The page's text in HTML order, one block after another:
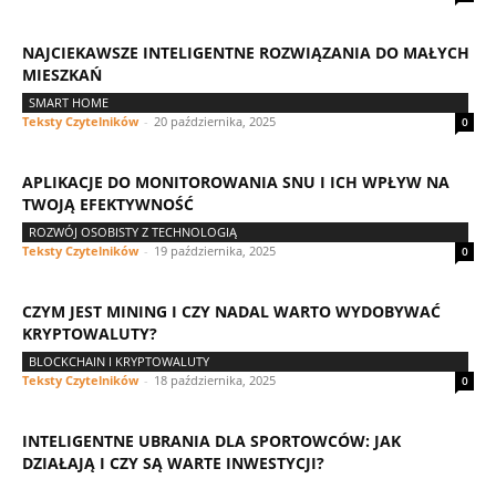
NAJCIEKAWSZE INTELIGENTNE ROZWIĄZANIA DO MAŁYCH
MIESZKAŃ
SMART HOME
Teksty Czytelników - 20 października, 2025 0
APLIKACJE DO MONITOROWANIA SNU I ICH WPŁYW NA
TWOJĄ EFEKTYWNOŚĆ
ROZWÓJ OSOBISTY Z TECHNOLOGIĄ
Teksty Czytelników - 19 października, 2025 0
CZYM JEST MINING I CZY NADAL WARTO WYDOBYWAĆ
KRYPTOWALUTY?
BLOCKCHAIN I KRYPTOWALUTY
Teksty Czytelników - 18 października, 2025 0
INTELIGENTNE UBRANIA DLA SPORTOWCÓW: JAK
DZIAŁAJĄ I CZY SĄ WARTE INWESTYCJI?